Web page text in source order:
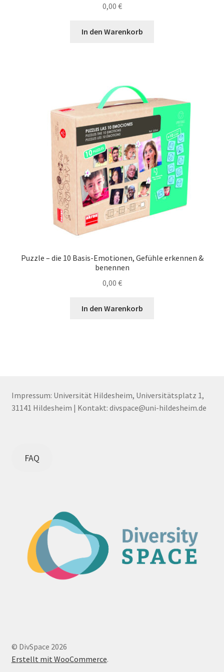
0,00 €
In den Warenkorb
Puzzle – die 10 Basis-Emotionen, Gefühle erkennen &
benennen
0,00 €
In den Warenkorb
Impressum: Universität Hildesheim, Universitätsplatz 1,
31141 Hildesheim | Kontakt: divspace@uni-hildesheim.de
FAQ
© DivSpace 2026
Erstellt mit WooCommerce.